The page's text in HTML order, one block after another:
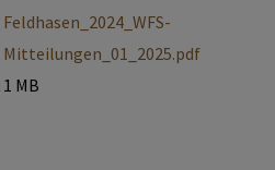
Feldhasen_2024_WFS-
Mitteilungen_01_2025.pdf
1 MB